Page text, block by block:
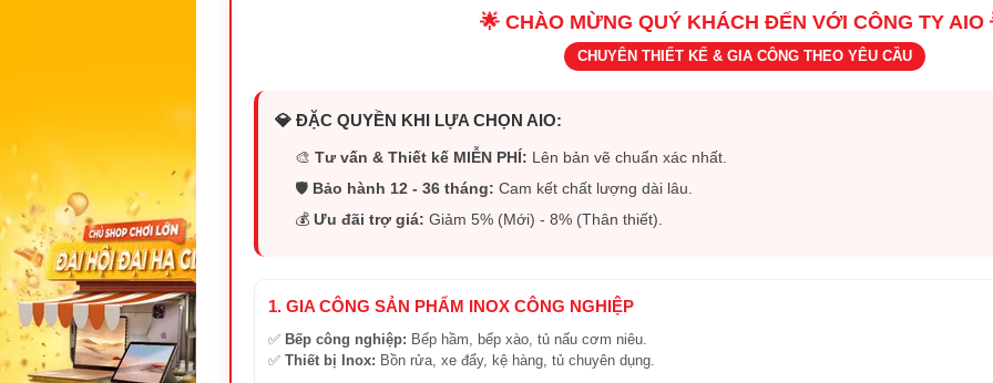
🌟 CHÀO MỪNG QUÝ KHÁCH ĐẾN VỚI CÔNG TY AIO
CHUYÊN THIẾT KẾ & GIA CÔNG THEO YÊU CẦU
💎 ĐẶC QUYỀN KHI LỰA CHỌN AIO:
🎨Tư vấn & Thiết kế MIỄN PHÍ: Lên bản vẽ chuẩn xác nhất.
🛡️ Bảo hành 12 - 36 tháng: Cam kết chất lượng dài lâu.
💰Ưu đãi trợ giá: Giảm 5% (Mới) - 8% (Thân thiết).
1. GIA CÔNG SẢN PHẨM INOX CÔNG NGHIỆP
✅ Bếp công nghiệp: Bếp hầm, bếp xào, tủ nấu cơm niêu.
✅ Thiết bị Inox: Bồn rửa, xe đẩy, kệ hàng, tủ chuyên dụng.